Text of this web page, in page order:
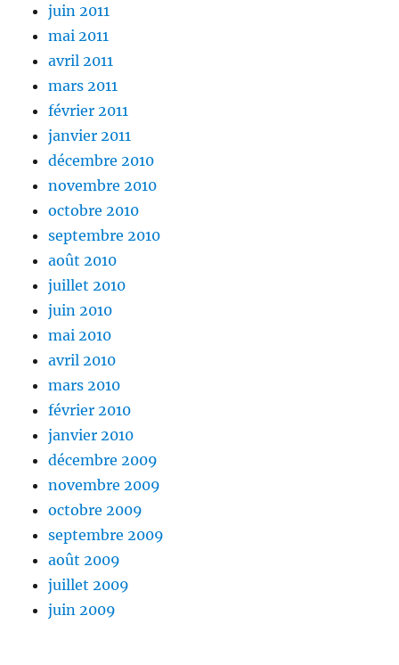
juin 2011
mai 2011
avril 2011
mars 2011
février 2011
janvier 2011
décembre 2010
novembre 2010
octobre 2010
septembre 2010
août 2010
juillet 2010
juin 2010
mai 2010
avril 2010
mars 2010
février 2010
janvier 2010
décembre 2009
novembre 2009
octobre 2009
septembre 2009
août 2009
juillet 2009
juin 2009